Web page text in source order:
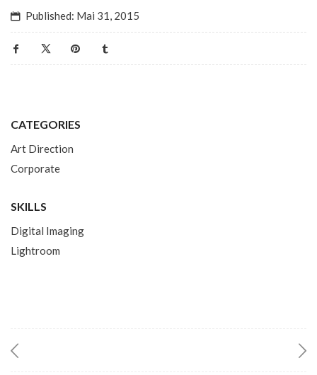
Published: Mai 31, 2015
CATEGORIES
Art Direction
Corporate
SKILLS
Digital Imaging
Lightroom